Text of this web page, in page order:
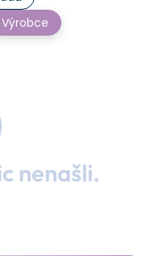
Výrobce
nenašli.